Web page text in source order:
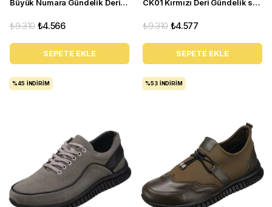
Büyük Numara Gündelik Deri Rahat Spor Ayakkabı - YMR141 Gri
₺4.566
₺9.310
SEPETE EKLE
CK01 Kırmızı Deri Gündelik spor ayakkabı rahat geniş kalıp yeni sezon
₺4.577
₺9.310
SEPETE EKLE
%45 İNDIRIM %53 İNDIRIM